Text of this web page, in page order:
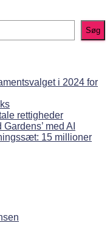
Søg
i 2024 for
rettigheder
med AI
15 millioner